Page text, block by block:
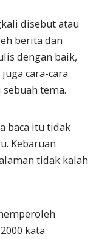
disebut atau
berita dan
dengan baik,
cara-cara
tema.
baca itu tidak
Kebaruan
tidak kalah
kata.